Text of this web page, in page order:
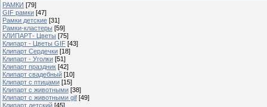
РАМКИ [79]
GIF рамки [47]
Рамки детские [31]
Рамки-кластеры [59]
КЛИПАРТ- Цветы [75]
Клипарт - Цветы GIF [43]
Клипарт Сердечки [18]
Клипарт - Уголки [51]
Клипарт праздник [42]
Клипарт свадебный [10]
Клипарт с птицами [15]
Клипарт с животными [38]
Клипарт с животными gif [49]
Клипарт детский [45]